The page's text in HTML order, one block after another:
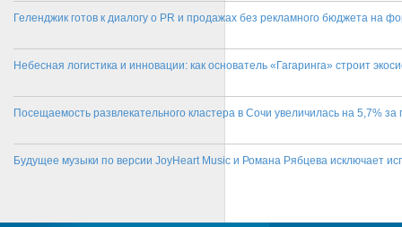
Геленджик готов к диалогу о PR и продажах без рекламного бюджета на
Небесная логистика и инновации: как основатель «Гагаринга» строит
Посещаемость развлекательного кластера в Сочи увеличилась на 5,7% за
Будущее музыки по версии JoyHeart Music и Романа Рябцева исключает